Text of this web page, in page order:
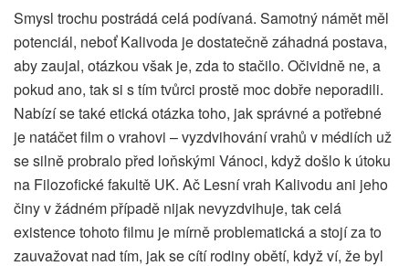
Smysl trochu postrádá celá podívaná. Samotný námět měl
potenciál, neboť Kalivoda je dostatečně záhadná postava,
aby zaujal, otázkou však je, zda to stačilo. Očividně ne, a
pokud ano, tak si s tím tvůrci prostě moc dobře neporadili.
Nabízí se také etická otázka toho, jak správné a potřebné
je natáčet film o vrahovi – vyzdvihování vrahů v médiích už
se silně probralo před loňskými Vánoci, když došlo k útoku
na Filozofické fakultě UK. Ač Lesní vrah Kalivodu ani jeho
činy v žádném případě nijak nevyzdvihuje, tak celá
existence tohoto filmu je mírně problematická a stojí za to
zauvažovat nad tím, jak se cítí rodiny obětí, když ví, že byl